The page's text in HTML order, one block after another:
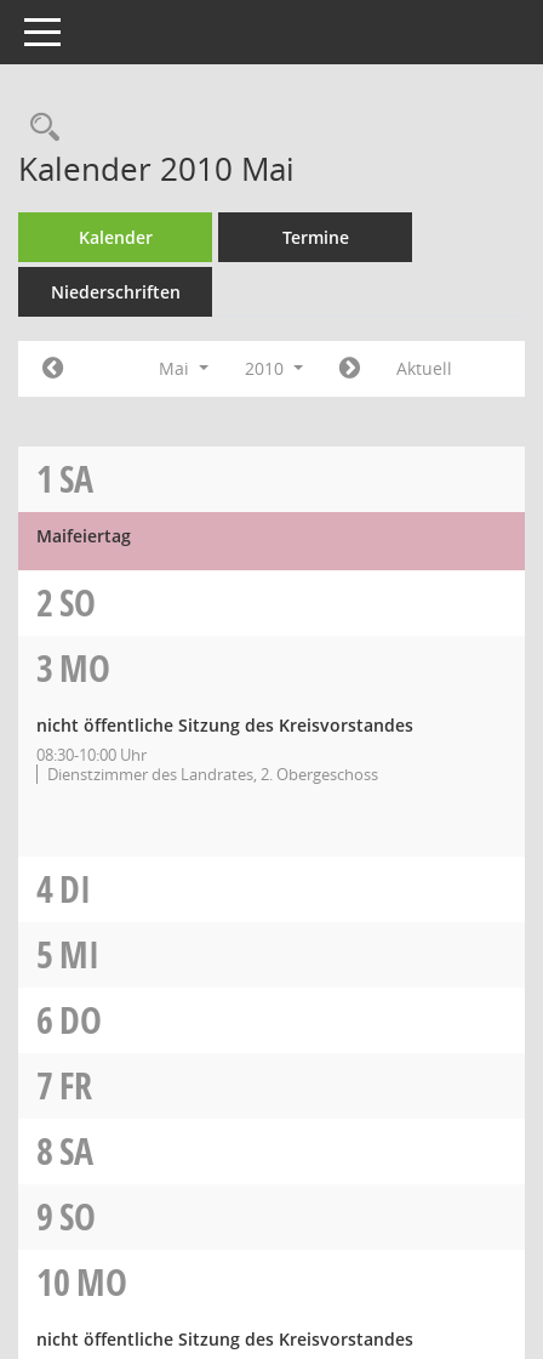
Toggle navigation
Rechercheauswahl
Kalender 2010 Mai
Kalender Termine
Niederschriften
Mai 2010 Aktuell
1 SA
Maifeiertag
2SO
3MO
nicht öffentliche Sitzung des Kreisvorstandes
08:30-10:00 Uhr
Dienstzimmer des Landrates, 2. Obergeschoss
4DI
5MI
6DO
7FR
8SA
9SO
10MO
nicht öffentliche Sitzung des Kreisvorstandes